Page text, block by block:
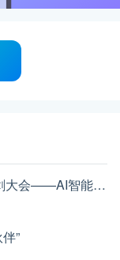
极光受邀出席2025中国数谷·西湖论剑大会——AI智能体应用与安全治理论坛
”